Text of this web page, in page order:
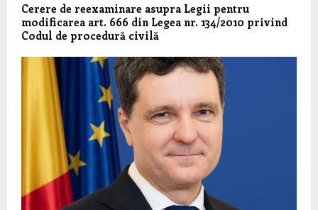
Cerere de reexaminare asupra Legii pentru
modificarea art. 666 din Legea nr. 134/2010 privind
Codul de procedură civilă